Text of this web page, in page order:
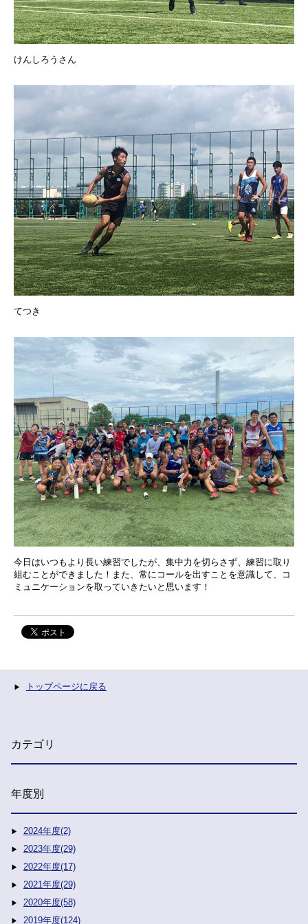
けんしろうさん
てつき
今日はいつもより長い練習でしたが、集中力を切らさず、練習に取り
組むことができました！また、常にコールを出すことを意識して、コ
ミュニケーションを取っていきたいと思います！
トップページに戻る
カテゴリ
年度別
2024年度(2)
2023年度(29)
2022年度(17)
2021年度(29)
2020年度(58)
2019年度(124)